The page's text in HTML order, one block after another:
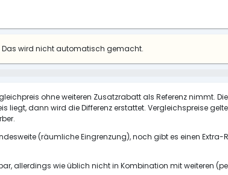
Das wird nicht automatisch gemacht.
ohne weiteren Zusatzrabatt als Referenz nimmt.
liegt, dann wird die Differenz erstattet. Vergleichspreise
(räumliche Eingrenzung), noch gibt es einen
allerdings wie üblich nicht in Kombination mit weiteren